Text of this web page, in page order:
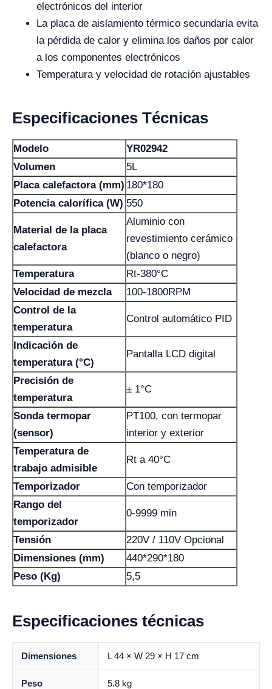
electrónicos del interior
La placa de aislamiento térmico secundaria evita
la pérdida de calor y elimina los daños por calor
a los componentes electrónicos
Temperatura y velocidad de rotación ajustables
Especificaciones Técnicas
Modelo
YR02942
Volumen
5L
Placa calefactora (mm) 180*180
Potencia calorífica (W) 550
Material de la placa
calefactora
Aluminio con
revestimiento cerámico
(blanco o negro)
Temperatura
Rt-380°C
Velocidad de mezcla
100-1800RPM
Control de la
temperatura
Control automático PID
Indicación de
temperatura (°C)
Pantalla LCD digital
Precisión de
temperatura
± 1°C
Sonda termopar
(sensor)
PT100, con termopar
interior y exterior
Temperatura de
trabajo admisible
Rt a 40°C
Temporizador
Con temporizador
Rango del
temporizador
0-9999 min
Tensión
220V / 110V Opcional
Dimensiones (mm)
440*290*180
Peso (Kg)
5,5
Especificaciones técnicas
Dimensiones L 44 × W 29 × H 17 cm
Peso 5.8 kg